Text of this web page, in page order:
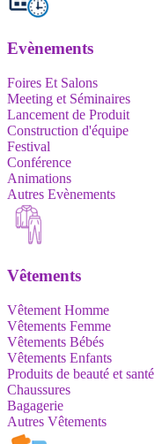
Evènements
Foires Et Salons
Meeting et Séminaires
Lancement de Produit
Construction d'équipe
Festival
Conférence
Animations
Autres Evènements
Vêtements
Vêtement Homme
Vêtements Femme
Vêtements Bébés
Vêtements Enfants
Produits de beauté et santé
Chaussures
Bagagerie
Autres Vêtements